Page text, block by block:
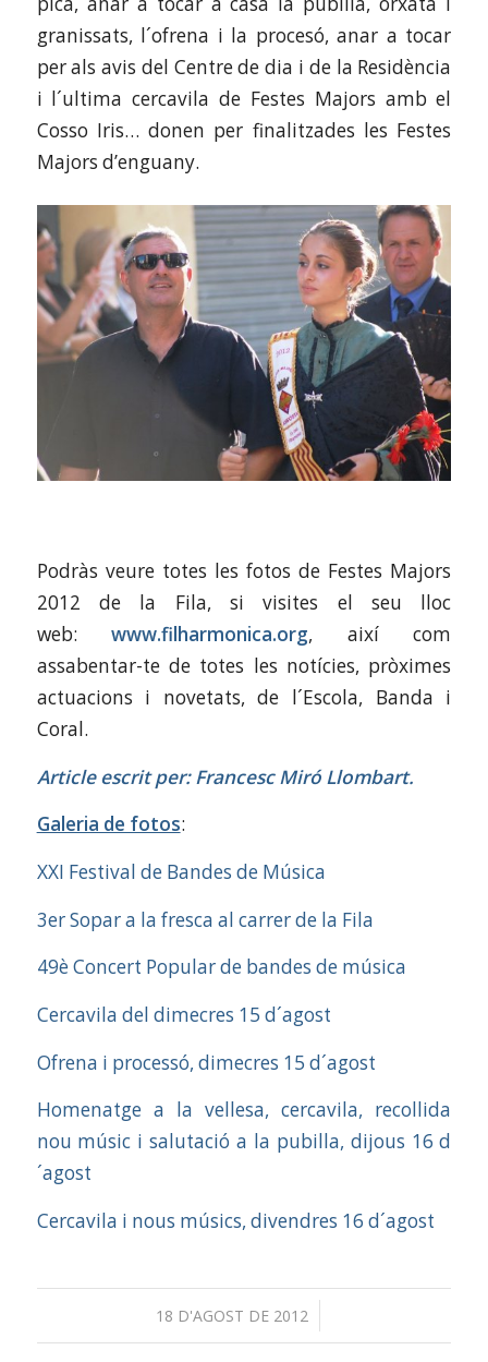
granissats, l´ofrena i la procesó, anar a tocar
per als avis del Centre de dia i de la Residència
i l´ultima cercavila de Festes Majors amb el
Cosso Iris… donen per finalitzades les Festes
Majors d’enguany.
Podràs veure totes les fotos de Festes Majors
2012 de la Fila, si visites el seu lloc
web:
www.filharmonica.org, així com
assabentar-te de totes les notícies, pròximes
actuacions i novetats, de l´Escola, Banda i
Coral.
Article escrit per: Francesc Miró Llombart.
Galeria de fotos:
XXI Festival de Bandes de Música
3er Sopar a la fresca al carrer de la Fila
49è Concert Popular de bandes de música
Cercavila del dimecres 15 d´agost
Ofrena i processó, dimecres 15 d´agost
Homenatge a la vellesa, cercavila, recollida
nou músic i salutació a la pubilla, dijous 16 d
´agost
Cercavila i nous músics, divendres 16 d´agost
18 D'AGOST DE 2012
/